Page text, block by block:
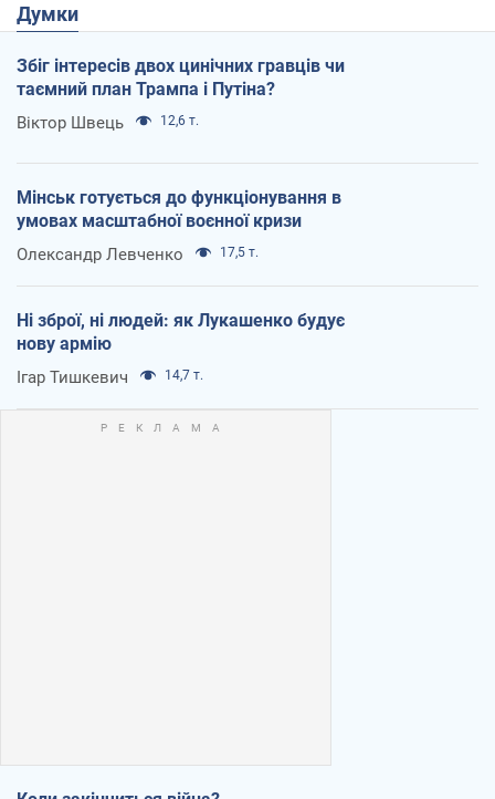
Думки
Збіг інтересів двох цинічних гравців чи
таємний план Трампа і Путіна?
Віктор Швець 12,6 т.
Мінськ готується до функціонування в
умовах масштабної воєнної кризи
Олександр Левченко 17,5 т.
Ні зброї, ні людей: як Лукашенко будує
нову армію
Ігар Тишкевич 14,7 т.